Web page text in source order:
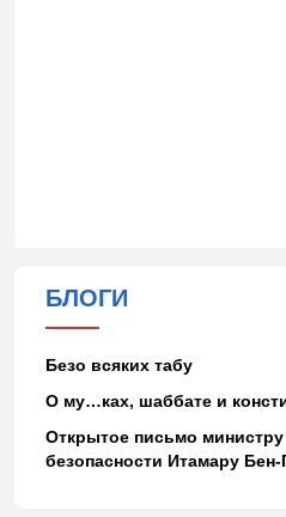
БЛОГИ
Безо всяких табу
О му…ках, шаббате и
Открытое письмо
безопасности Итамару